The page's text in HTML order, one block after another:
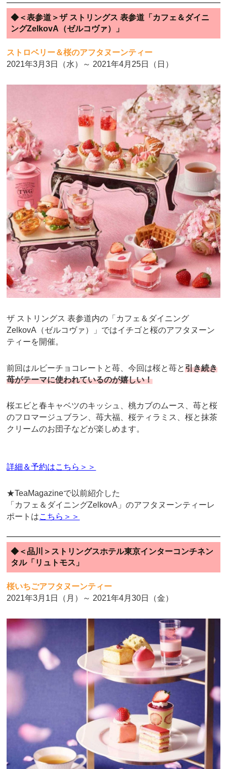
◆＜表参道＞ザ ストリングス 表参道「カフェ＆ダイニ
ングZelkovA（ゼルコヴァ）」
ストロベリー＆桜のアフタヌーンティー
2021年3月3日（水）～ 2021年4月25日（日）
ザ ストリングス 表参道内の「カフェ＆ダイニング
ZelkovA（ゼルコヴァ）」ではイチゴと桜のアフタヌーン
ティーを開催。
前回はルビーチョコレートと苺、今回は桜と苺と引き続き
苺がテーマに使われているのが嬉しい！
桜エビと春キャベツのキッシュ、桃カブのムース、苺と桜
のフロマージュブラン、苺大福、桜ティラミス、桜と抹茶
クリームのお団子などが楽しめます。
詳細＆予約はこちら＞＞
★TeaMagazineで以前紹介した
「カフェ＆ダイニングZelkovA」のアフタヌーンティーレ
ポートはこちら＞＞
◆＜品川＞ストリングスホテル東京インターコンチネン
タル「リュトモス」
桜いちごアフタヌーンティー
2021年3月1日（月）～ 2021年4月30日（金）